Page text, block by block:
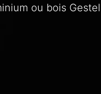
ou bois Gestel